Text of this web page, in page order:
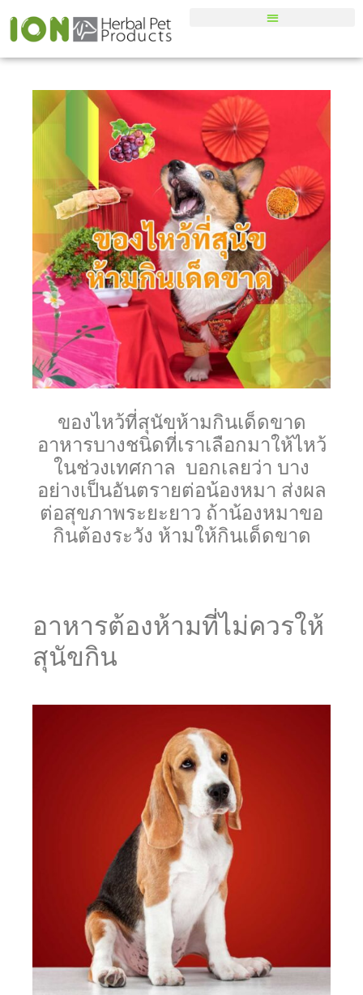
ของไหว้ที่สุนัขห้ามกินเด็ดขาด
อาหารบางชนิดที่เราเลือกมาให้ไหว้
ในช่วงเทศกาล บอกเลยว่า บาง
อย่างเป็นอันตรายต่อน้องหมา ส่งผล
ต่อสุขภาพระยะยาว ถ้าน้องหมาขอ
กินต้องระวัง ห้ามให้กินเด็ดขาด
อาหารต้องห้ามที่ไม่ควรให้
สุนัขกิน